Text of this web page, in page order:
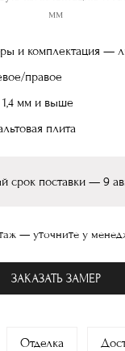
мм
и комплектация —
правое
мм и выше
плита
срок поставки — 9
— уточните у
ЗАКАЗАТЬ ЗАМЕР
Отделка